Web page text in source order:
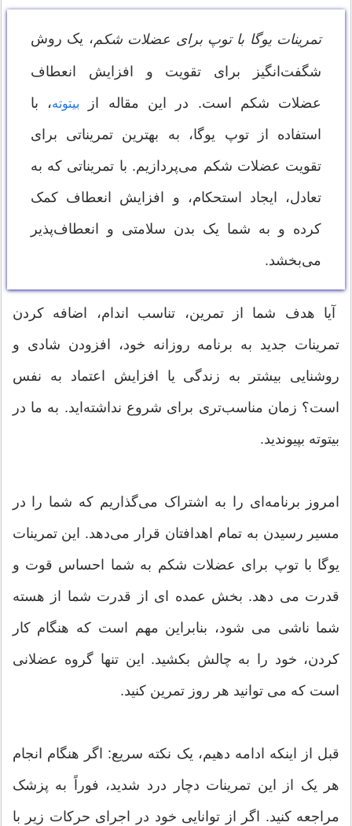
تمرینات یوگا با توپ برای عضلات شکم، یک روش
شگفت‌انگیز برای تقویت و افزایش انعطاف
عضلات شکم است. در این مقاله از
بیتوته، با
استفاده از توپ یوگا، به بهترین تمریناتی برای
تقویت عضلات شکم می‌پردازیم. با تمریناتی که به
تعادل، ایجاد استحکام، و افزایش انعطاف کمک
کرده و به شما یک بدن سلامتی و انعطاف‌پذیر
می‌بخشد.
آیا هدف شما از تمرین، تناسب اندام، اضافه کردن
تمرینات جدید به برنامه روزانه خود، افزودن شادی و
روشنایی بیشتر به زندگی یا افزایش اعتماد به نفس
است؟ زمان مناسب‌تری برای شروع نداشته‌اید. به ما در
بیتوته بپیوندید.
امروز برنامه‌ای را به اشتراک می‌گذاریم که شما را در
مسیر رسیدن به تمام اهدافتان قرار می‌دهد. این تمرینات
یوگا با توپ برای عضلات شکم به شما احساس قوت و
قدرت می دهد. بخش عمده ای از قدرت شما از هسته
شما ناشی می شود، بنابراین مهم است که هنگام کار
کردن، خود را به چالش بکشید. این تنها گروه عضلانی
است که می توانید هر روز تمرین کنید.
قبل از اینکه ادامه دهیم، یک نکته سریع: اگر هنگام انجام
هر یک از این تمرینات دچار درد شدید، فوراً به پزشک
مراجعه کنید. اگر از توانایی خود در اجرای حرکات زیر با